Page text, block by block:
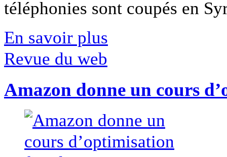
téléphonies sont coupés en
En savoir plus
Revue du web
Amazon donne un cours